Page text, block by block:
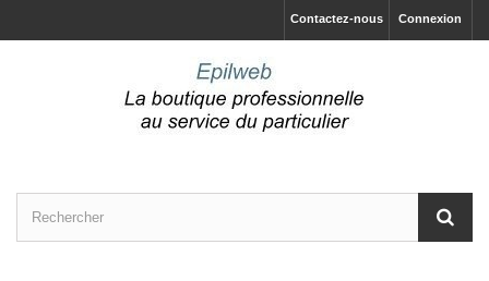
Connexion
Contactez-nous